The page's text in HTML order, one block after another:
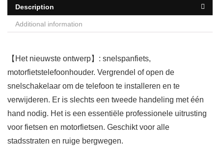
Description
Additional information
【Het nieuwste ontwerp】: snelspanfiets,
motorfietstelefoonhouder. Vergrendel of open de
snelschakelaar om de telefoon te installeren en te
verwijderen. Er is slechts een tweede handeling met één
hand nodig. Het is een essentiële professionele uitrusting
voor fietsen en motorfietsen. Geschikt voor alle
stadsstraten en ruige bergwegen.